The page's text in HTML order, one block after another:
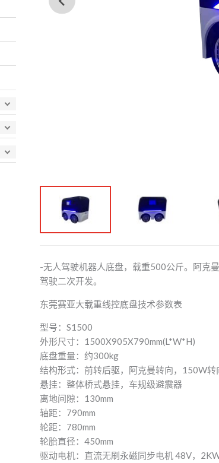
…
-无人驾驶机器人底盘，载重500公斤。阿克
驾驶二次开发。
东莞赛亚大载重线控底盘技术参数表
型号：S1500
外形尺寸：1500X905X790mm(L*W*H)
底盘重量：约300kg
结构形式：前转后驱，阿克曼转向，150W转
悬挂：整体桥式悬挂，车规级避震器
离地间隙：130mm
轴距：790mm
轮距：780mm
轮胎直径：450mm
驱动电机：直流无刷永磁同步电机 48V，